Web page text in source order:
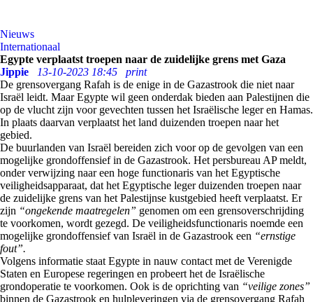
Nieuws
Internationaal
Egypte verplaatst troepen naar de zuidelijke grens met Gaza
Jippie
13-10-2023 18:45
print
De grensovergang Rafah is de enige in de Gazastrook die niet naar
Israël leidt. Maar Egypte wil geen onderdak bieden aan Palestijnen die
op de vlucht zijn voor gevechten tussen het Israëlische leger en Hamas.
In plaats daarvan verplaatst het land duizenden troepen naar het
gebied.
De buurlanden van Israël bereiden zich voor op de gevolgen van een
mogelijke grondoffensief in de Gazastrook. Het persbureau AP meldt,
onder verwijzing naar een hoge functionaris van het Egyptische
veiligheidsapparaat, dat het Egyptische leger duizenden troepen naar
de zuidelijke grens van het Palestijnse kustgebied heeft verplaatst. Er
zijn “ongekende maatregelen” genomen om een grensoverschrijding
te voorkomen, wordt gezegd. De veiligheidsfunctionaris noemde een
mogelijke grondoffensief van Israël in de Gazastrook een “ernstige
fout”.
Volgens informatie staat Egypte in nauw contact met de Verenigde
Staten en Europese regeringen en probeert het de Israëlische
grondoperatie te voorkomen. Ook is de oprichting van “veilige zones”
binnen de Gazastrook en hulpleveringen via de grensovergang Rafah